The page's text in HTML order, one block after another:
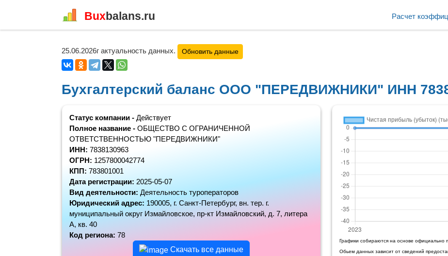
Buxbalans.ru Расчет
25.06.2026г актуальность данных. Обновить данные
Бухгалтерский баланс ООО "ПЕРЕДВИЖНИКИ" ИНН
Статус компании - Действует
Полное название - ОБЩЕСТВО С ОГРАНИЧЕННОЙ
ОТВЕТСТВЕННОСТЬЮ "ПЕРЕДВИЖНИКИ"
ИНН: 7838130963
ОГРН: 1257800042774
КПП: 783801001
Дата регистрации: 2025-05-07
Вид деятельности: Деятельность туроператоров
Юридический адрес: 190005, г. Санкт-Петербург, вн. тер. г.
муниципальный округ Измайловское, пр-кт Измайловский, д. 7, литера
А, кв. 40
Код региона: 78
Скачать все данные
Графики собираются на основе официально
Обьем данных зависит от сведений